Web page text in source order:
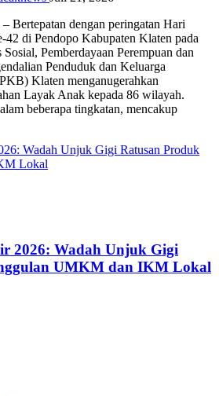
Bertepatan dengan peringatan Hari
di Pendopo Kabupaten Klaten pada
Pemberdayaan Perempuan dan
Penduduk dan Keluarga
Klaten menganugerahkan
Layak Anak kepada 86 wilayah.
beberapa tingkatan, mencakup
2026: Wadah Unjuk Gigi
UMKM dan IKM Lokal